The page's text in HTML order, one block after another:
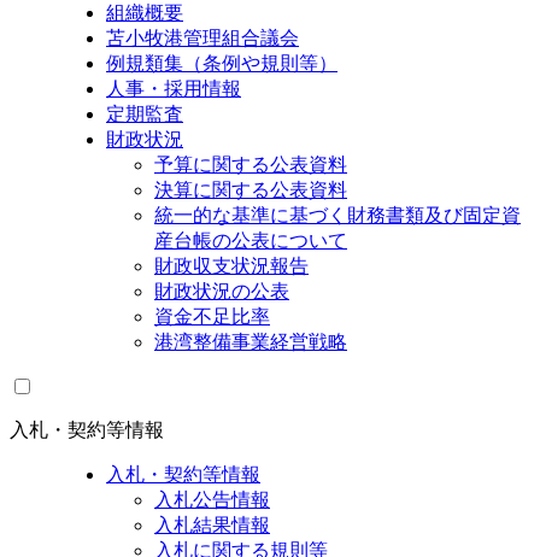
組織概要
苫小牧港管理組合議会
例規類集（条例や規則等）
人事・採用情報
定期監査
財政状況
予算に関する公表資料
決算に関する公表資料
統一的な基準に基づく財務書類及び固定資
産台帳の公表について
財政収支状況報告
財政状況の公表
資金不足比率
港湾整備事業経営戦略
入札・契約等情報
入札・契約等情報
入札公告情報
入札結果情報
入札に関する規則等